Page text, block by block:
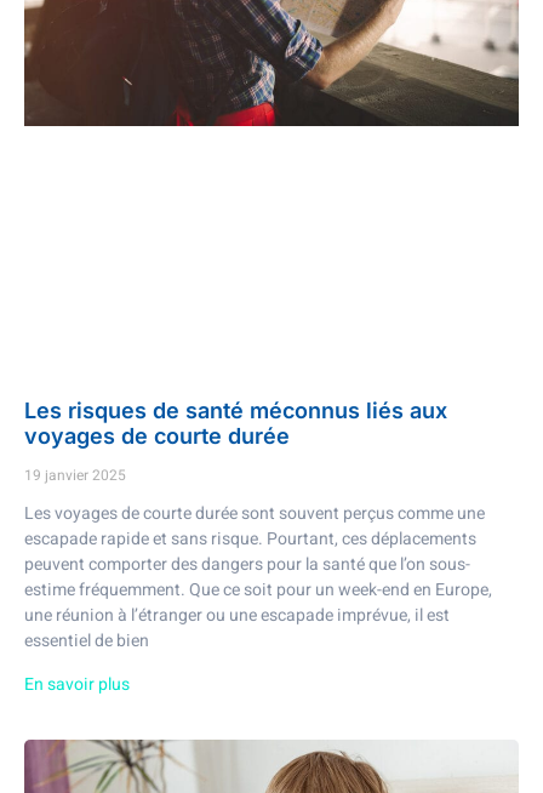
Les risques de santé méconnus liés aux
voyages de courte durée
19 janvier 2025
Les voyages de courte durée sont souvent perçus comme une
escapade rapide et sans risque. Pourtant, ces déplacements
peuvent comporter des dangers pour la santé que l’on sous-
estime fréquemment. Que ce soit pour un week-end en Europe,
une réunion à l’étranger ou une escapade imprévue, il est
essentiel de bien
En savoir plus